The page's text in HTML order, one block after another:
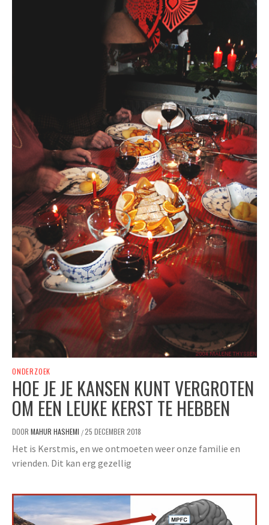
ONDERZOEK
HOE JE JE KANSEN KUNT VERGROTEN
OM EEN LEUKE KERST TE HEBBEN
DOOR MAHUR HASHEMI /25 DECEMBER 2018
Het is Kerstmis, en we ontmoeten weer onze familie en
vrienden. Dit kan erg gezellig